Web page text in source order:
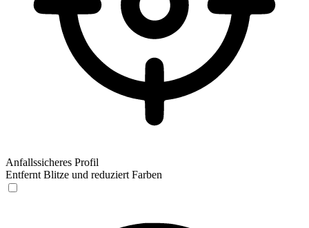
Anfallssicheres Profil
Entfernt Blitze und reduziert Farben